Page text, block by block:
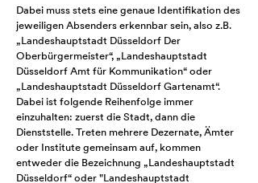
Dabei muss stets eine genaue Identifikation des
jeweiligen Absenders erkennbar sein, also z.B.
„Landeshauptstadt Düsseldorf Der
Oberbürgermeister“, „Landeshauptstadt
Düsseldorf Amt für Kommunikation“ oder
„Landeshauptstadt Düsseldorf Gartenamt“.
Dabei ist folgende Reihenfolge immer
einzuhalten: zuerst die Stadt, dann die
Dienststelle. Treten mehrere Dezernate, Ämter
oder Institute gemeinsam auf, kommen
entweder die Bezeichnung „Landeshauptstadt
Düsseldorf“ oder "Landeshauptstadt